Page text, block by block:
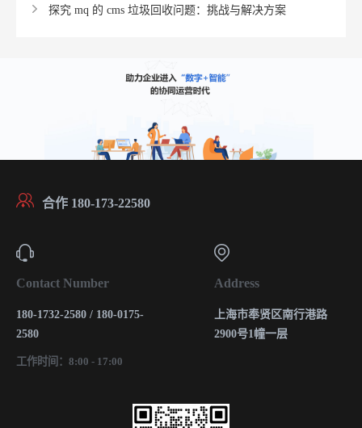
探究 mq 的 cms 垃圾回收问题：挑战与解决方案
合作 180-173-22580
Contact Number
180-1732-2580 / 180-0175-
2580
工作时间：8:00 - 17:00
Address
上海市奉贤区南行港路
2900号1幢一层